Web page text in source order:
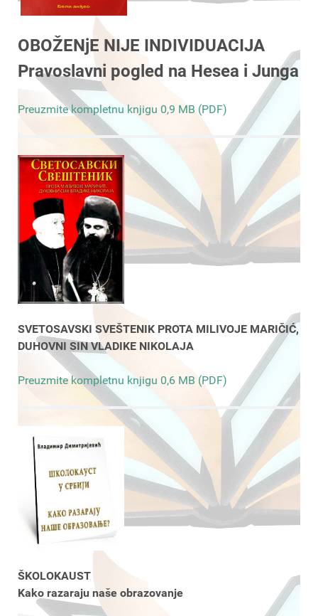
OBOŽENjE NIJE INDIVIDUACIJA
Pravoslavni pogled na Hesea i Junga
Preuzmite kompletnu knjigu 0,9 MB (PDF)
SVETOSAVSKI SVEŠTENIK PROTA MILIVOJE MARIČIĆ,
DUHOVNI SIN VLADIKE NIKOLAJA
Preuzmite kompletnu knjigu 0,6 MB (PDF)
ŠKOLOKAUST
Kako razaraju naše obrazovanje